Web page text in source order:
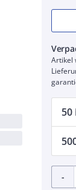
Artikel
50
-